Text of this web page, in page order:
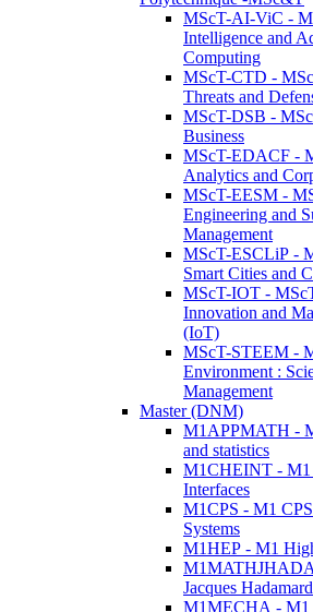
MScT-AI-ViC -
Intelligence and
Computing
MScT-CTD -
Threats and
MScT-DSB -
Business
MScT-EDACF -
Analytics and
MScT-EESM -
Engineering and
Management
MScT-ESCLiP -
Smart Cities and
MScT-IOT -
Innovation and
(IoT)
MScT-STEEM -
Environment :
Management
Master (DNM)
M1APPMATH -
and statistics
M1CHEINT - M1
Interfaces
M1CPS - M1
Systems
M1HEP - M1
Jacques Hadamard
M1MECHA - M1